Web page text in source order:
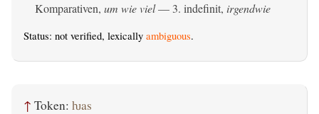
Komparativen, um wie viel— 3. indefinit, irgendwie
Status: not verified, lexically ambiguous.
↑ Token: ƕas